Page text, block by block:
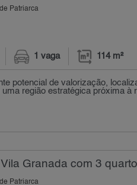
Patriarca
1 vaga 114 m²
potencial de valorização,
região estratégica próxima à
Granada com 3
Patriarca